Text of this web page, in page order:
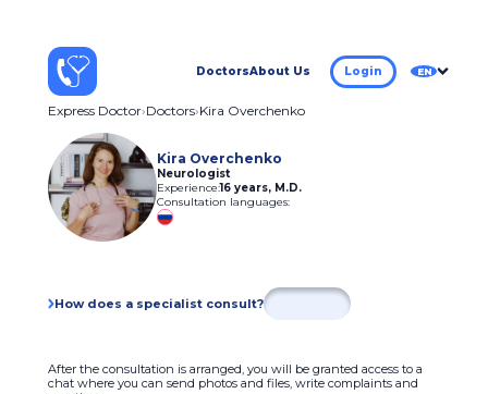
DoctorsAbout Us Login EN
Express Doctor Doctors Kira Overchenko
Kira Overchenko
Neurologist
Experience:16 years, M.D.
Consultation languages:
How does a specialist consult?
After the consultation is arranged, you will be granted access to a
chat where you can send photos and files, write complaints and